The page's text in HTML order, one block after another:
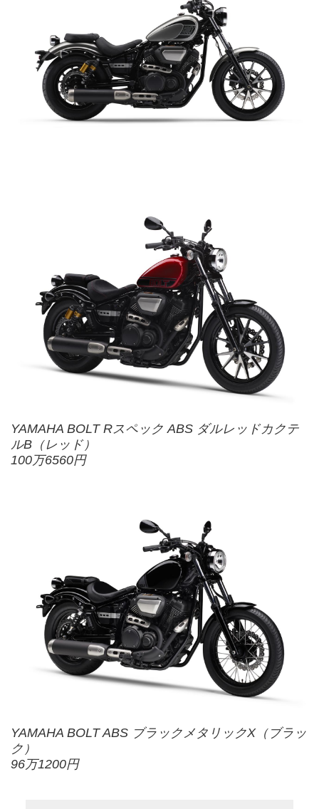
YAMAHA BOLT Rスペック ABS ダルレッドカクテ
ルB（レッド）
100万6560円
YAMAHA BOLT ABS ブラックメタリックX（ブラッ
ク）
96万1200円